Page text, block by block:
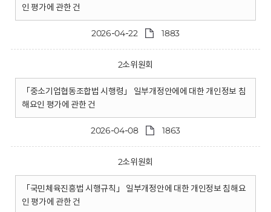
인 평가에 관한 건
2026-04-22 1883
2소위원회
「중소기업협동조합법 시행령」 일부개정안에에 대한 개인정보 침
해요인 평가에 관한 건
2026-04-08 1863
2소위원회
「국민체육진흥법 시행규칙」 일부개정안에 대한 개인정보 침해요
인 평가에 관한 건